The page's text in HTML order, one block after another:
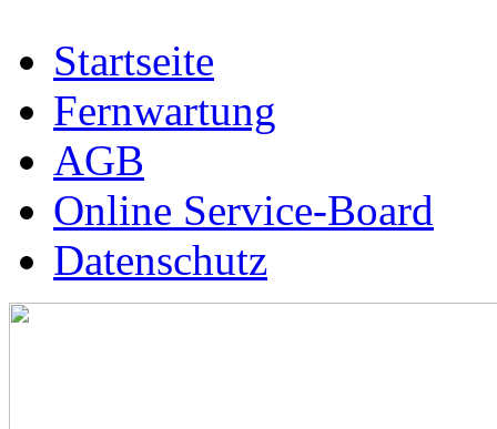
Startseite
Fernwartung
AGB
Online Service-Board
Datenschutz